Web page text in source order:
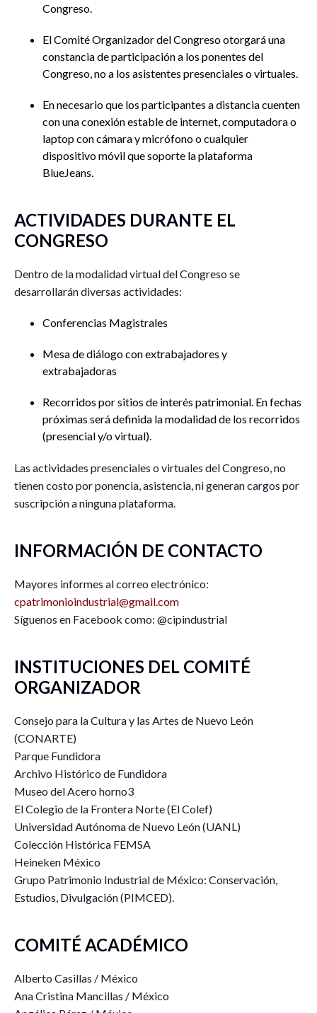
Congreso.
El Comité Organizador del Congreso otorgará una
constancia de participación a los ponentes del
Congreso, no a los asistentes presenciales o virtuales.
En necesario que los participantes a distancia cuenten
con una conexión estable de internet, computadora o
laptop con cámara y micrófono o cualquier
dispositivo móvil que soporte la plataforma
BlueJeans.
ACTIVIDADES DURANTE EL
CONGRESO
Dentro de la modalidad virtual del Congreso se
desarrollarán diversas actividades:
Conferencias Magistrales
Mesa de diálogo con extrabajadores y
extrabajadoras
Recorridos por sitios de interés patrimonial. En fechas
próximas será definida la modalidad de los recorridos
(presencial y/o virtual).
Las actividades presenciales o virtuales del Congreso, no
tienen costo por ponencia, asistencia, ni generan cargos por
suscripción a ninguna plataforma.
INFORMACIÓN DE CONTACTO
Mayores informes al correo electrónico:
cpatrimonioindustrial@gmail.com
Síguenos en Facebook como: @cipindustrial
INSTITUCIONES DEL COMITÉ
ORGANIZADOR
Consejo para la Cultura y las Artes de Nuevo León
(CONARTE)
Parque Fundidora
Archivo Histórico de Fundidora
Museo del Acero horno3
El Colegio de la Frontera Norte (El Colef)
Universidad Autónoma de Nuevo León (UANL)
Colección Histórica FEMSA
Heineken México
Grupo Patrimonio Industrial de México: Conservación,
Estudios, Divulgación (PIMCED).
COMITÉ ACADÉMICO
Alberto Casillas / México
Ana Cristina Mancillas / México